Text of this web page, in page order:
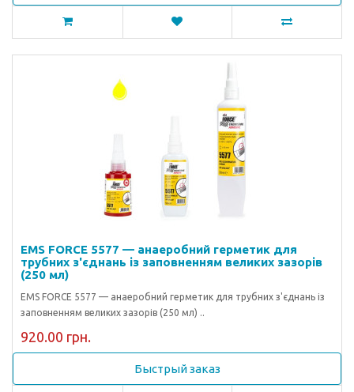
EMS FORCE 5577 — анаеробний герметик для
трубних з'єднань із заповненням великих зазорів
(250 мл)
EMS FORCE 5577 — анаеробний герметик для трубних з'єднань із
заповненням великих зазорів (250 мл) ..
920.00 грн.
Быстрый заказ